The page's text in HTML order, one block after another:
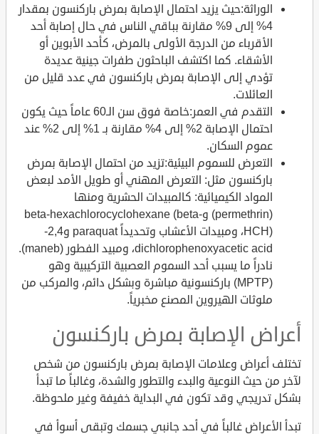
الوراثة:حيث يزيد احتمال الإصابة بمرض باركنسون بمقدار
4% إلى 9% مقارنة بباقي الناس في حال إصابة أحد
الأقرباء من الدرجة الأولى بالمرض، كأحد الأبوين أو
الأشقاء. كما اكتشف الباحثون طفرات جينية عديدة
تؤدي إلى الإصابة بمرض باركنسون في عدد قليل من
العائلات.
التقدم في العمر:خاصة فوق سن الـ60 عاماً حيث يكون
احتمال الإصابة 2% إلى 4% مقارنة بـ 1% إلى 2% عند
عموم السكان.
التعرض للسموم البيئية:تزيد من احتمال الإصابة بمرض
باركنسون مثل: التعرض المهني أو طويل الأمد لبعض
المواد الكيميائية: كالمبيدات الحشرية ومنها
(permethrin) وbeta-hexachlorocyclohexane (beta-
HCH)، ومبيدات الأعشاب وتحديداً paraquat و2,4-
dichlorophenoxyacetic acid، ومبيد الفطور (maneb).
نادراً ما يسبب أحد السموم العصبية التركيبية وهو
(MPTP) باركنسونية مباشرة وبشكل دائم، والمركب من
ملوثات الهيروين المصنع مخبرياً.
أعراض الإصابة بمرض باركنسون
تختلف أعراض وعلامات الإصابة بمرض باركنسون من شخص
لآخر من حيث النوعية والبدء والتطور والشدة، وغالباً ما تبدأ
بشكل تدريجي وقد تكون في البداية خفيفة وغير ملحوظة.
تبدأ الأعراض غالباً في أحد جانبي جسمك وتبقى أسوأ في